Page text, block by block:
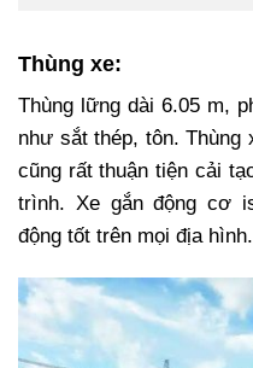
Thùng xe:
Thùng lững dài 6.05 m,
như sắt thép, tôn.
cũng rất thuận tiện cải
trình. Xe gắn động cơ
động tốt trên mọi địa hình.